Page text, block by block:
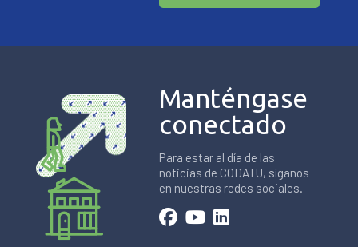
Manténgase
conectado
Para estar al día de las
noticias de CODATU, síganos
en nuestras redes sociales.